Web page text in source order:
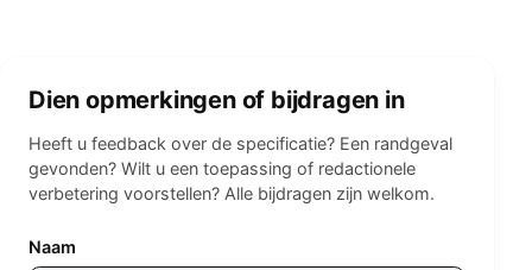
Dien opmerkingen of bijdragen in
Heeft u feedback over de specificatie? Een randgeval
gevonden? Wilt u een toepassing of redactionele
verbetering voorstellen? Alle bijdragen zijn welkom.
Leave empty
Naam